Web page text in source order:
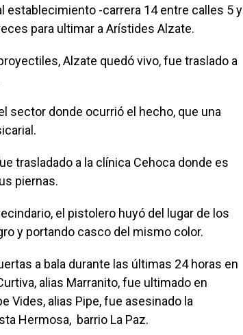
establecimiento -carrera 14 entre calles 5 y
para ultimar a Arístides Alzate.
Alzate quedó vivo, fue traslado a
sector donde ocurrió el hecho, que una
trasladado a la clínica Cehoca donde es
piernas.
el pistolero huyó del lugar de los
y portando casco del mismo color.
a bala durante las últimas 24 horas en
alias Marranito, fue ultimado en
Vides, alias Pipe, fue asesinado la
Hermosa, barrio La Paz.